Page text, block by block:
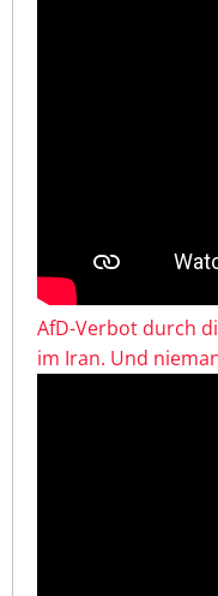
AfD-Verbot durch
im Iran. Und